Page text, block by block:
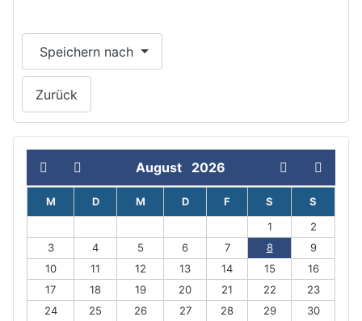
August 2026
M D M D F S
S
1
2
3
4 5 6 7 8
9
10
11 12 13 14 15
16
17
18 19 20 21 22
23
24
25 26 27 28 29
30
Speichern nach
Zurück